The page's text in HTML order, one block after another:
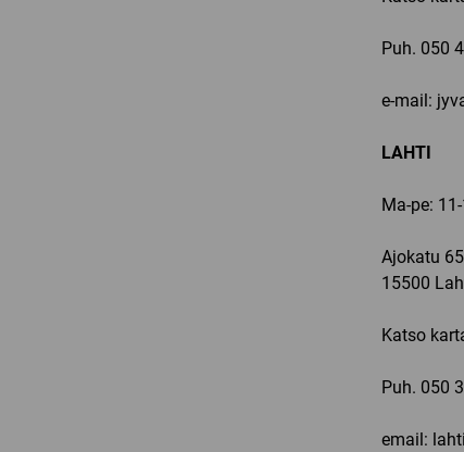
Puh. 050
e-mail:
LAHTI
Ma-pe:
Ajokatu 65
15500
Katso
Puh. 050
email: